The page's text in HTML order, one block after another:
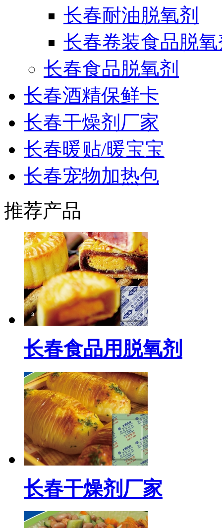
长春耐油脱氧剂
长春卷装食品脱
长春食品脱氧剂
长春酒精保鲜卡
长春干燥剂厂家
长春暖贴/暖宝宝
长春宠物加热包
推荐产品
长春食品用脱氧剂
长春干燥剂厂家